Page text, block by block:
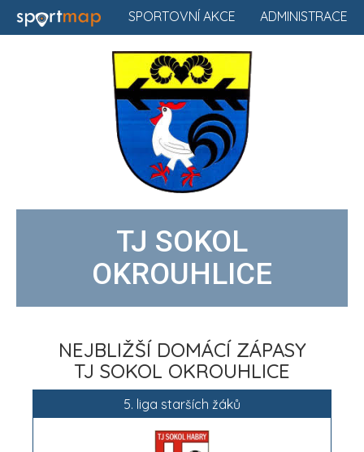
ADMINISTRACE
SPORTOVNÍ AKCE
TJ SOKOL
OKROUHLICE
NEJBLIŽŠÍ DOMÁCÍ ZÁPASY
TJ SOKOL OKROUHLICE
5. liga starších žáků